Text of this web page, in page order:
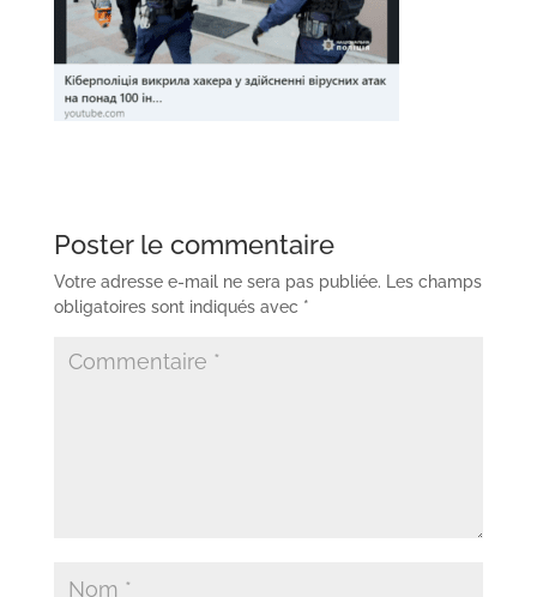
Poster le commentaire
Votre adresse e-mail ne sera pas publiée.
Les champs
obligatoires sont indiqués avec *